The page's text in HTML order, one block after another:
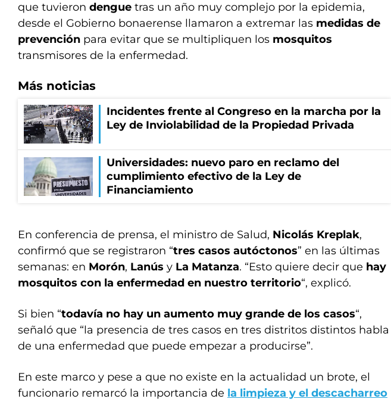
que tuvieron dengue tras un año muy complejo por la epidemia,
desde el Gobierno bonaerense llamaron a extremar las medidas de
prevención para evitar que se multipliquen los mosquitos
transmisores de la enfermedad.
Más noticias
Incidentes frente al Congreso en la marcha por la
Ley de Inviolabilidad de la Propiedad Privada
Universidades: nuevo paro en reclamo del
cumplimiento efectivo de la Ley de
Financiamiento
En conferencia de prensa, el ministro de Salud, Nicolás Kreplak,
confirmó que se registraron “tres casos autóctonos” en las últimas
semanas: en Morón, Lanús y La Matanza. “Esto quiere decir que hay
mosquitos con la enfermedad en nuestro territorio“, explicó.
Si bien “todavía no hay un aumento muy grande de los casos“,
señaló que “la presencia de tres casos en tres distritos distintos habla
de una enfermedad que puede empezar a producirse”.
En este marco y pese a que no existe en la actualidad un brote, el
funcionario remarcó la importancia de la limpieza y el descacharreo